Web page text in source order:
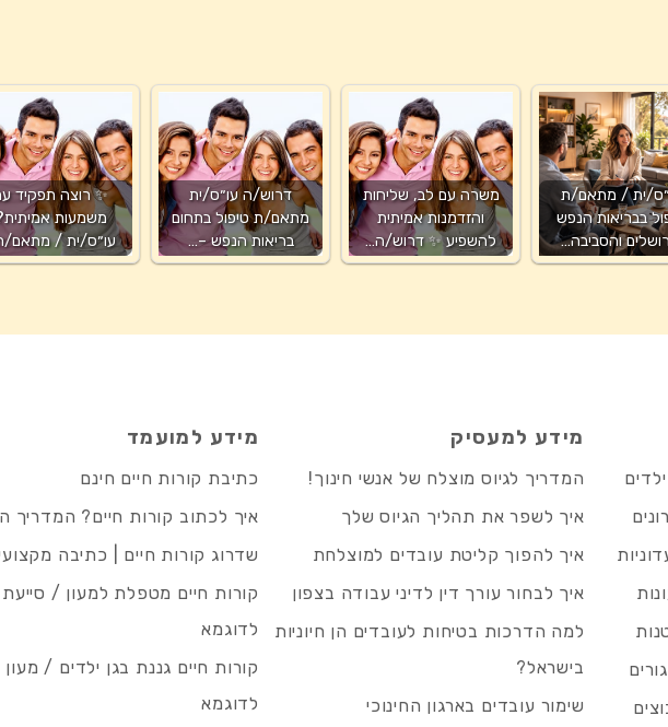
✨ רוצה תפקיד
משמעות
עו״ס/ית /
דרוש/ה עו״ס/ית
מתאם/ת טיפול בתחום
בריאות הנפש –…
משרה עם לב, שליחות
והזדמנות אמיתית
להשפיע ✨ דרוש/ה…
ית / מתאם/ת
בבריאות הנפש
והסביבה…
מידע למעסיק
המדריך לגיוס מוצלח של אנשי חינוך!
איך לשפר את תהליך הגיוס שלך
איך להפוך קליטת עובדים למוצלחת
איך לבחור עורך דין לדיני עבודה בצפון
למה הדרכות בטיחות לעובדים הן חיוניות
בישראל?
שימור עובדים בארגון החינוכי
מידע למועמד
כתיבת קורות חיים חינם
איך לכתוב קורות חיים? המדריך
שדרוג קורות חיים | כתיבה
קורות חיים מטפלת למעון / סייעת
לדוגמא
קורות חיים גננת בגן ילדים / מעון
לדוגמא